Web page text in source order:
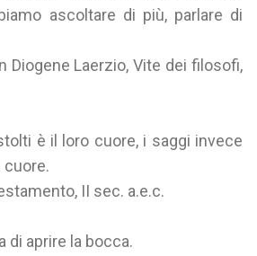
ascoltare di più, parlare di
Diogene Laerzio, Vite dei filosofi,
è il loro cuore, i saggi invece
cuore.
II sec. a.e.c.
di aprire la bocca.